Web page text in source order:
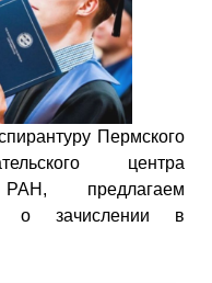
Пермского
центра
предлагаем
о зачислении в